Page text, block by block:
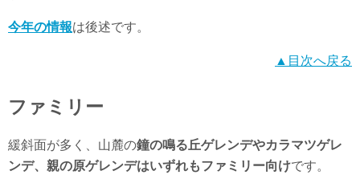
今年の情報は後述です。
▲目次へ戻る
ファミリー
緩斜面が多く、山麓の鐘の鳴る丘ゲレンデやカラマツゲレ
ンデ、親の原ゲレンデはいずれもファミリー向けです。